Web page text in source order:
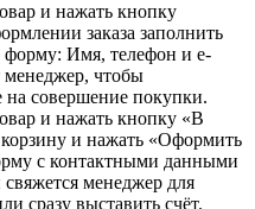
и нажать кнопку
заказа заполнить
Имя, телефон и e-
менеджер, чтобы
на совершение покупки.
и нажать кнопку «В
и нажать «Оформить
с контактными данными
менеджер для
сразу выставить счёт.